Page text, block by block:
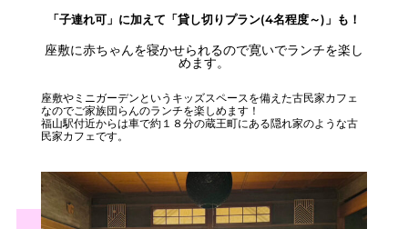
「子連れ可」に加えて「貸し切りプラン(4名程度～)」も！
座敷に赤ちゃんを寝かせられるので寛いでランチを楽し
めます。
座敷やミニガーデンというキッズスペースを備えた古民家カフェ
なのでご家族団らんのランチを楽しめます！
福山駅付近からは車で約１８分の蔵王町にある隠れ家のような古
民家カフェです。